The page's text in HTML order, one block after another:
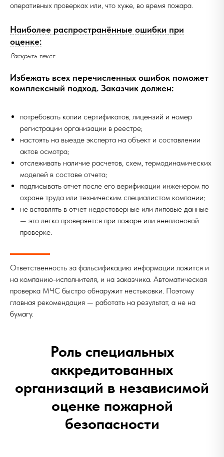
оперативных проверках или, что хуже, во время пожара.
Наиболее распространённые ошибки при
оценке:
Раскрыть текст
Избежать всех перечисленных ошибок поможет
комплексный подход. Заказчик должен:
потребовать копии сертификатов, лицензий и номер
регистрации организации в реестре;
настоять на выезде эксперта на объект и составлении
актов осмотра;
отслеживать наличие расчетов, схем, термодинамических
моделей в составе отчета;
подписывать отчет после его верификации инженером по
охране труда или техническим специалистом компании;
не вставлять в отчет недостоверные или липовые данные
— это легко проверяется при пожаре или внеплановой
проверке.
Ответственность за фальсификацию информации ложится и
на компанию-исполнителя, и на заказчика. Автоматическая
проверка МЧС быстро обнаружит нестыковки. Поэтому
главная рекомендация — работать на результат, а не на
бумагу.
Роль специальных
аккредитованных
организаций в независимой
оценке пожарной
безопасности